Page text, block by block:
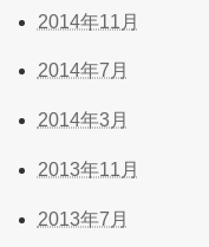
2014年11月
2014年7月
2014年3月
2013年11月
2013年7月